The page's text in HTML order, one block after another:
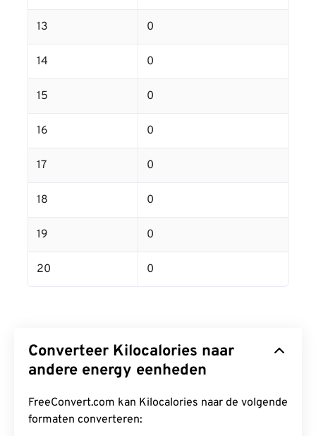
13 0
14 0
15 0
16 0
17 0
18 0
19 0
20 0
Converteer Kilocalories naar
andere energy eenheden
FreeConvert.com kan Kilocalories naar de volgende
formaten converteren: